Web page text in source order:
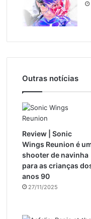
Outras notícias
Review | Sonic
Wings Reunion é
shooter de navinha
para as crianças
anos 90
27/11/2025